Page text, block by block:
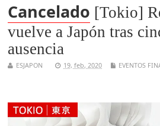
Cancelado [Tokio]
vuelve a Japón tras
ausencia
ESJAPON 19, feb, 2020 EVENTOS